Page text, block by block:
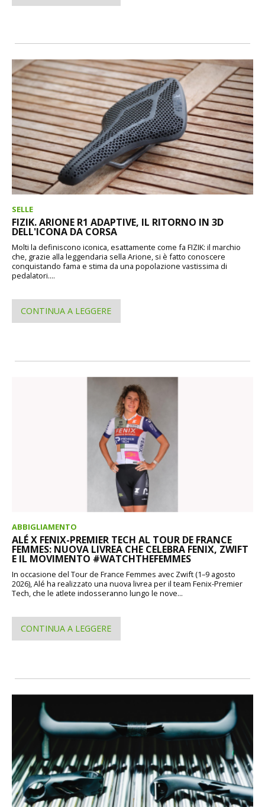
SELLE
FIZIK. ARIONE R1 ADAPTIVE, IL RITORNO IN 3D
DELL'ICONA DA CORSA
Molti la definiscono iconica, esattamente come fa FIZIK: il marchio
che, grazie alla leggendaria sella Arione, si è fatto conoscere
conquistando fama e stima da una popolazione vastissima di
pedalatori....
CONTINUA A LEGGERE
ABBIGLIAMENTO
ALÉ X FENIX-PREMIER TECH AL TOUR DE FRANCE
FEMMES: NUOVA LIVREA CHE CELEBRA FENIX, ZWIFT
E IL MOVIMENTO #WATCHTHEFEMMES
In occasione del Tour de France Femmes avec Zwift (1–9 agosto
2026), Alé ha realizzato una nuova livrea per il team Fenix-Premier
Tech, che le atlete indosseranno lungo le nove...
CONTINUA A LEGGERE